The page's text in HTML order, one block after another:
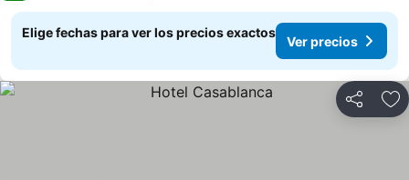
Elige fechas para ver los precios exactos
Ver precios
Compartir